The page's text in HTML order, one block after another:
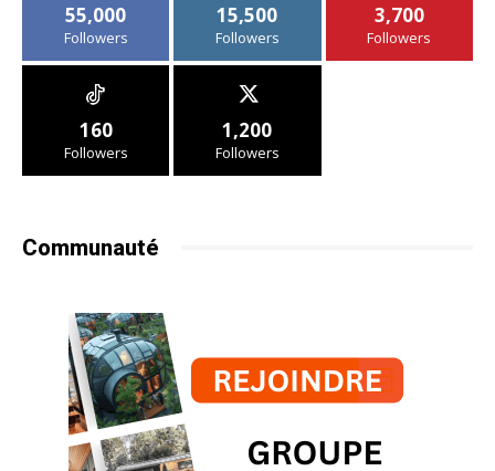
55,000
Followers
15,500
Followers
3,700
Followers
160
Followers
1,200
Followers
Communauté